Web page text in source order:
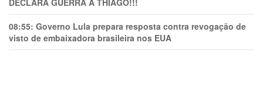
DECLARA GUERRA A THIAGO!!!
08:55: Governo Lula prepara resposta contra revogação de
visto de embaixadora brasileira nos EUA